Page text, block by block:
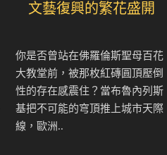
文藝復興的繁花盛開
你是否曾站在佛羅倫斯聖母百花
大教堂前，被那枚紅磚圓頂壓倒
性的存在感震住？當布魯內列斯
基把不可能的穹頂推上城市天際
線，歐洲..